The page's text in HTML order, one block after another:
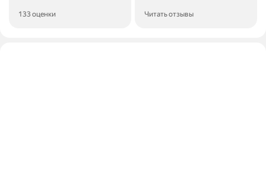
133 оценки Читать отзывы